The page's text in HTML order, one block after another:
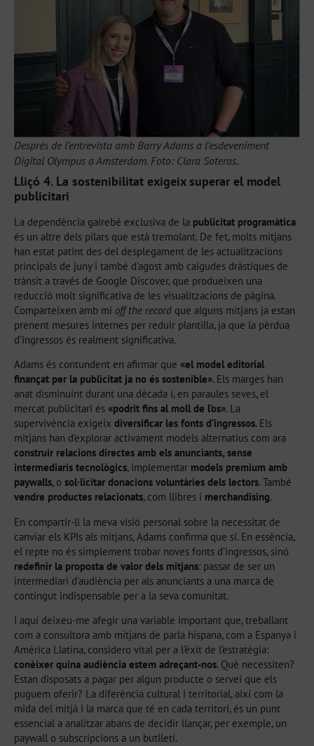
Després de l’entrevista amb Barry Adams a l’esdeveniment
Digital Olympus a Amsterdam. Foto: Clara Soteras.
Lliçó 4. La sostenibilitat exigeix superar el model
publicitari
La dependència gairebé exclusiva de la publicitat programàtica
és un altre dels pilars que està tremolant. De fet, molts mitjans
han estat patint des del desplegament de les actualitzacions
principals de juny i també d’agost amb caigudes dràstiques de
trànsit a través de Google Discover, que produeixen una
reducció molt significativa de les visualitzacions de pàgina.
Comparteixen amb mi off the record que alguns mitjans ja estan
prenent mesures internes per reduir plantilla, ja que la pèrdua
d’ingressos és realment significativa.
Adams és contundent en afirmar que «el model editorial
finançat per la publicitat ja no és sostenible». Els marges han
anat disminuint durant una dècada i, en paraules seves, el
mercat publicitari és «podrit fins al moll de l’os». La
supervivència exigeix diversificar les fonts d’ingressos. Els
mitjans han d’explorar activament models alternatius com ara
construir relacions directes amb els anunciants, sense
intermediaris tecnològics, implementar models premium amb
paywalls, o sol·licitar donacions voluntàries dels lectors. També
vendre productes relacionats, com llibres i merchandising.
En compartir-li la meva visió personal sobre la necessitat de
canviar els KPIs als mitjans, Adams confirma que sí. En essència,
el repte no és simplement trobar noves fonts d’ingressos, sinó
redefinir la proposta de valor dels mitjans: passar de ser un
intermediari d’audiència per als anunciants a una marca de
contingut indispensable per a la seva comunitat.
I aquí deixeu-me afegir una variable important que, treballant
com a consultora amb mitjans de parla hispana, com a Espanya i
Amèrica Llatina, considero vital per a l’èxit de l’estratègia:
conèixer quina audiència estem adreçant-nos. Què necessiten?
Estan disposats a pagar per algun producte o servei que els
puguem oferir? La diferència cultural i territorial, així com la
mida del mitjà i la marca que té en cada territori, és un punt
essencial a analitzar abans de decidir llançar, per exemple, un
paywall o subscripcions a un butlletí.